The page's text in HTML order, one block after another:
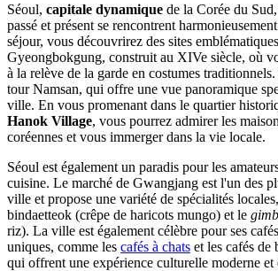
Séoul, capitale dynamique de la Corée du
passé et présent se rencontrent
séjour, vous découvrirez des sites
Gyeongbokgung, construit au XIVe siècle, où
à la relève de la garde en costumes
tour Namsan, qui offre une vue panoramique
ville. En vous promenant dans le quartier
Hanok Village, vous pourrez admirer les
coréennes et vous immerger dans la vie locale.
Séoul est également un paradis pour les
cuisine. Le marché de Gwangjang est l'un des
ville et propose une variété de spécialités
bindaetteok (crêpe de haricots mungo) et le
riz). La ville est également célèbre pour ses
uniques, comme les cafés à chats et les cafés de
qui offrent une expérience culturelle moderne et